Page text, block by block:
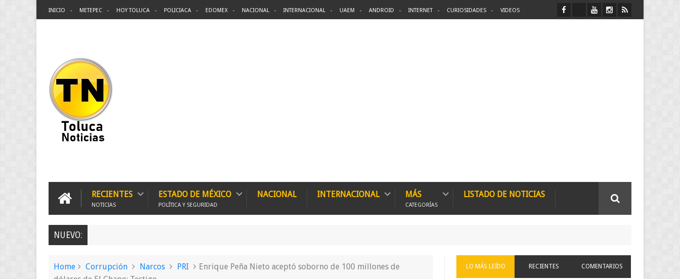
INICIO METEPEC HOY TOLUCA POLICIACA EDOMEX NACIONAL INTERNACIONAL UAEM ANDROID INTERNET CURIOSIDADES VIDEOS
RECIENTES
NOTICIAS
ESTADO DE MÉXICO
POLÍTICA Y SEGURIDAD
NACIONAL INTERNACIONAL MÁS
CATEGORÍAS
LISTADO DE NOTICIAS
NUEVO:
Home Corrupción Narcos PRI
Enrique Peña Nieto aceptó soborno de 100 millones de
LO MÁS LEÍDO RECIENTES COMENTARIOS